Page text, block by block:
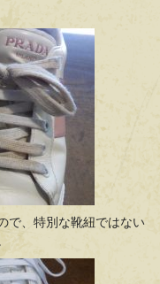
で、特別な靴紐ではない